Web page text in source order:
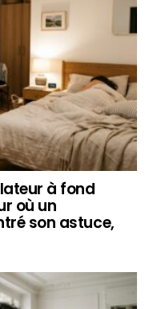
à fond
où un
son astuce,